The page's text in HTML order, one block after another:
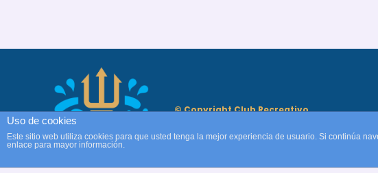
© Copyright Club Recreativo
Uso de cookies
Este sitio web utiliza cookies para que usted tenga la mejor experiencia de usuario. Si continúa
enlace para mayor información.